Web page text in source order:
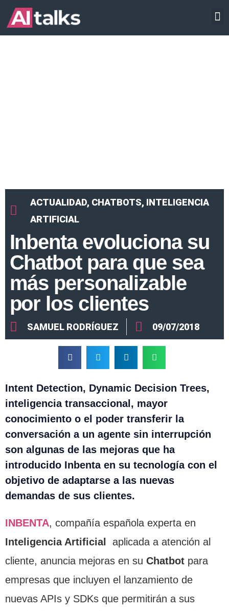
ACTUALIDAD, CHATBOTS, INTELIGENCIA
ARTIFICIAL
Inbenta evoluciona su
Chatbot para que sea
más personalizable
por los clientes
SAMUEL RODRÍGUEZ 09/07/2018
Intent Detection, Dynamic Decision Trees,
inteligencia transaccional, mayor
conocimiento o el poder transferir la
conversación a un agente sin interrupción
son algunas de las mejoras que ha
introducido Inbenta en su tecnología con el
objetivo de adaptarse a las nuevas
demandas de sus clientes.
INBENTA, compañía española experta en
Inteligencia Artificial aplicada a atención al
cliente, anuncia mejoras en su Chatbot para
empresas que incluyen el lanzamiento de
nuevas APIs y SDKs que permitirán a sus